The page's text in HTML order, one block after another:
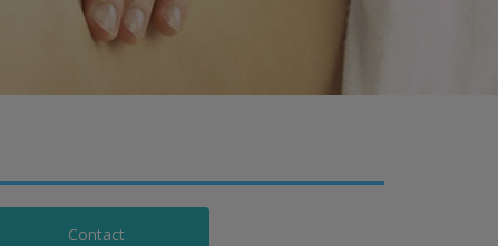
Contact